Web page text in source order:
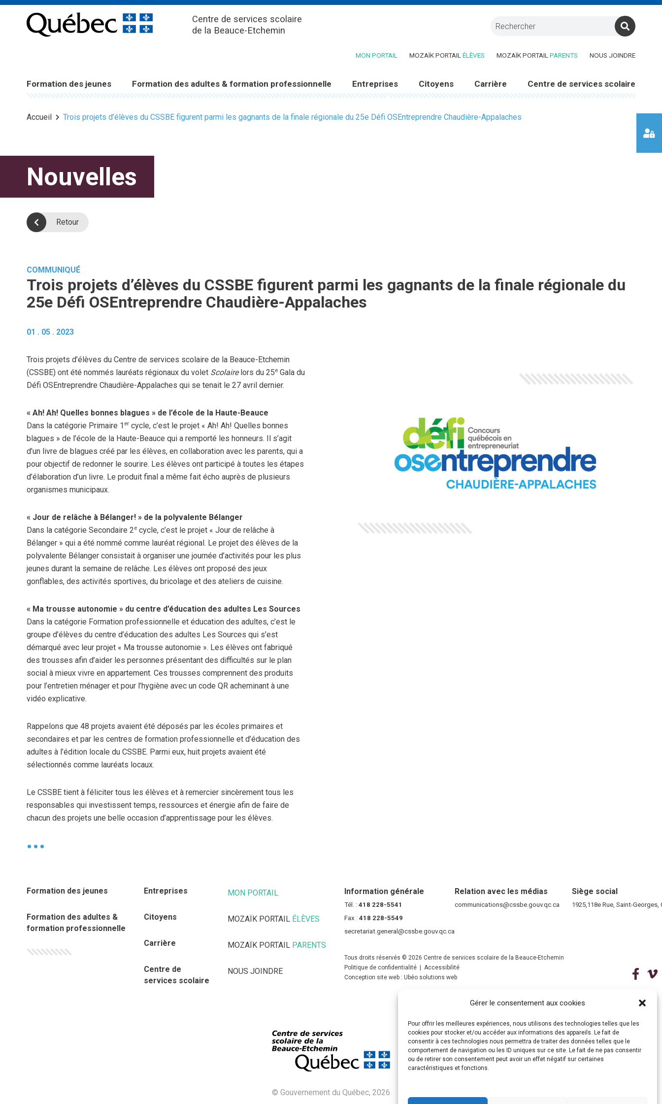
Gérer le consentement aux cookies
Pour offrir les meilleures expériences, nous utilisons des technologies telles que les
cookies pour stocker et/ou accéder aux informations des appareils. Le fait de
consentir à ces technologies nous permettra de traiter des données telles que le
comportement de navigation ou les ID uniques sur ce site. Le fait de ne pas consentir
ou de retirer son consentement peut avoir un effet négatif sur certaines
caractéristiques et fonctions.
Centre de services scolaire
de la Beauce-Etchemin
MON PORTAIL (CE LIEN OUVRE DANS UNE NOUVELLE FENÊTRE)
MOZAÏK PORTAILÉLÈVES (CE LIEN OUVRE DANS UNE NOUVELLE FENÊTRE)
MOZAÏK PORTAILPARENTS (CE LIEN OUVRE DANS UNE
NOUS JOINDRE
Formation des jeunes Formation des adultes & formation professionnelle Entreprises Citoyens Carrière Centre de services scolaire
Accueil Trois projets d’élèves du CSSBE figurent parmi les gagnants de la finale régionale du 25e Défi OSEntreprendre Chaudière-Appalaches
Nouvelles
Retour
COMMUNIQUÉ
Trois projets d’élèves du CSSBE figurent parmi les gagnants de la finale régionale du
25e Défi OSEntreprendre Chaudière-Appalaches
01 . 05 . 2023
Trois projets d’élèves du Centre de services scolaire de la Beauce-Etchemin
(CSSBE) ont été nommés lauréats régionaux du volet Scolairelors du 25eGala du
Défi OSEntreprendre Chaudière-Appalaches qui se tenait le 27 avril dernier.
« Ah! Ah! Quelles bonnes blagues » de l’école de la Haute-Beauce
Dans la catégorie Primaire 1 ercycle, c’est le projet « Ah! Ah! Quelles bonnes
blagues » de l’école de la Haute-Beauce qui a remporté les honneurs. Il s’agit
d’un livre de blagues créé par les élèves, en collaboration avec les parents, qui a
pour objectif de redonner le sourire. Les élèves ont participé à toutes les étapes
d’élaboration d’un livre. Le produit final a même fait écho auprès de plusieurs
organismes municipaux.
« Jour de relâche à Bélanger! » de la polyvalente Bélanger
Dans la catégorie Secondaire 2ecycle, c’est le projet « Jour de relâche à
Bélanger » qui a été nommé comme lauréat régional. Le projet des élèves de la
polyvalente Bélanger consistait à organiser une journée d’activités pour les plus
jeunes durant la semaine de relâche. Les élèves ont proposé des jeux
gonflables, des activités sportives, du bricolage et des ateliers de cuisine.
« Ma trousse autonomie » du centre d’éducation des adultes Les Sources
Dans la catégorie Formation professionnelle et éducation des adultes, c’est le
groupe d’élèves du centre d’éducation des adultes Les Sources qui s’est
démarqué avec leur projet « Ma trousse autonomie ». Les élèves ont fabriqué
des trousses afin d’aider les personnes présentant des difficultés sur le plan
social à mieux vivre en appartement. Ces trousses comprennent des produits
pour l’entretien ménager et pour l’hygiène avec un code QR acheminant à une
vidéo explicative.
Rappelons que 48 projets avaient été déposés par les écoles primaires et
secondaires et par les centres de formation professionnelle et d’éducation des
adultes à l’édition locale du CSSBE. Parmi eux, huit projets avaient été
sélectionnés comme lauréats locaux.
Le CSSBE tient à féliciter tous les élèves et à remercier sincèrement tous les
responsables qui investissent temps, ressources et énergie afin de faire de
chacun des projets une belle occasion d’apprentissage pour les élèves.
•
Formation des jeunes
Formation des adultes &
formation professionnelle
Entreprises
Citoyens
Carrière
Centre de
services scolaire
MON PORTAIL(CE LIEN OUVRE DANS UNE NOUVELLE FENÊTRE)
MOZAÏK PORTAIL ÉLÈVES (CE LIEN OUVRE DANS UNE NOUVELLE FENÊTRE)
MOZAÏK PORTAIL PARENTS
NOUS JOINDRE
Information générale
Tél. :418 228-5541
Fax :418 228-5549
secretariat.general@cssbe.gouv.qc.ca
Relation avec les médias
communications@cssbe.gouv.qc.ca (ce lien ouvre dans une nouvelle
Siège social
1925,118e Rue, Saint-Georges,
Tous droits réservés © 2026 Centre de services scolaire de la Beauce-Etchemin
Politique de confidentialité |Accessibilité
Conception site web : Ubéo solutions web
© Gouvernement du Québec, 2026